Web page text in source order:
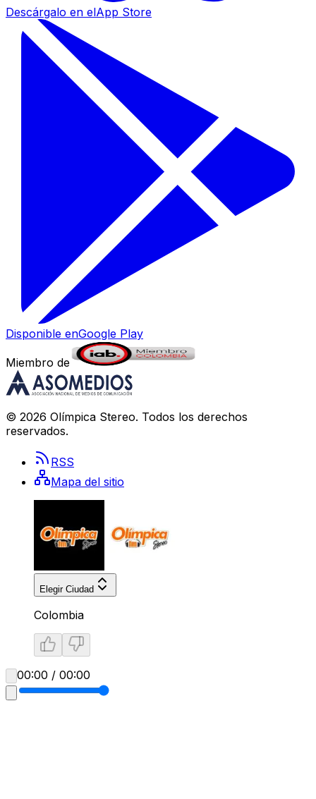
Descárgalo en elApp Store
Disponible enGoogle Play
Miembro de
© 2026 Olímpica Stereo. Todos los derechos
reservados.
RSS
Mapa del sitio
Elegir Ciudad
Colombia
00:00 / 00:00